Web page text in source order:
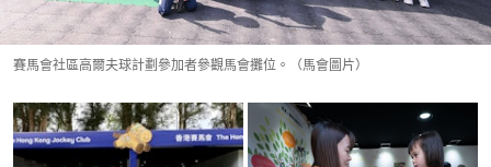
賽馬會社區高爾夫球計劃參加者參觀馬會攤位。（馬會圖片）